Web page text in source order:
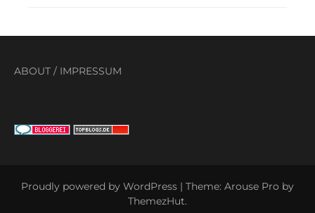
ABOUT / IMPRESSUM
Proudly powered by WordPress | Theme: Arouse Pro by
ThemezHut.